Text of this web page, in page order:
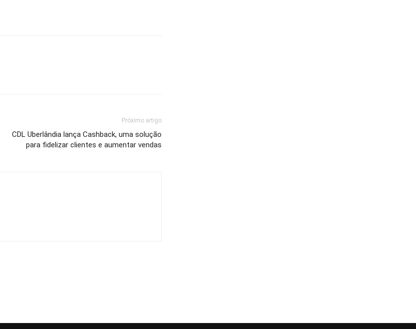
Próximo artigo
CDL Uberlândia lança Cashback, uma solução
para fidelizar clientes e aumentar vendas